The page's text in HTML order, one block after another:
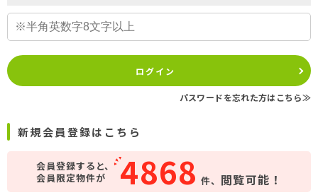
ログイン
パスワードを忘れた方はこちら≫
新規会員登録はこちら
会員登録すると、
会員限定物件が
4868 件、 閲覧可能！